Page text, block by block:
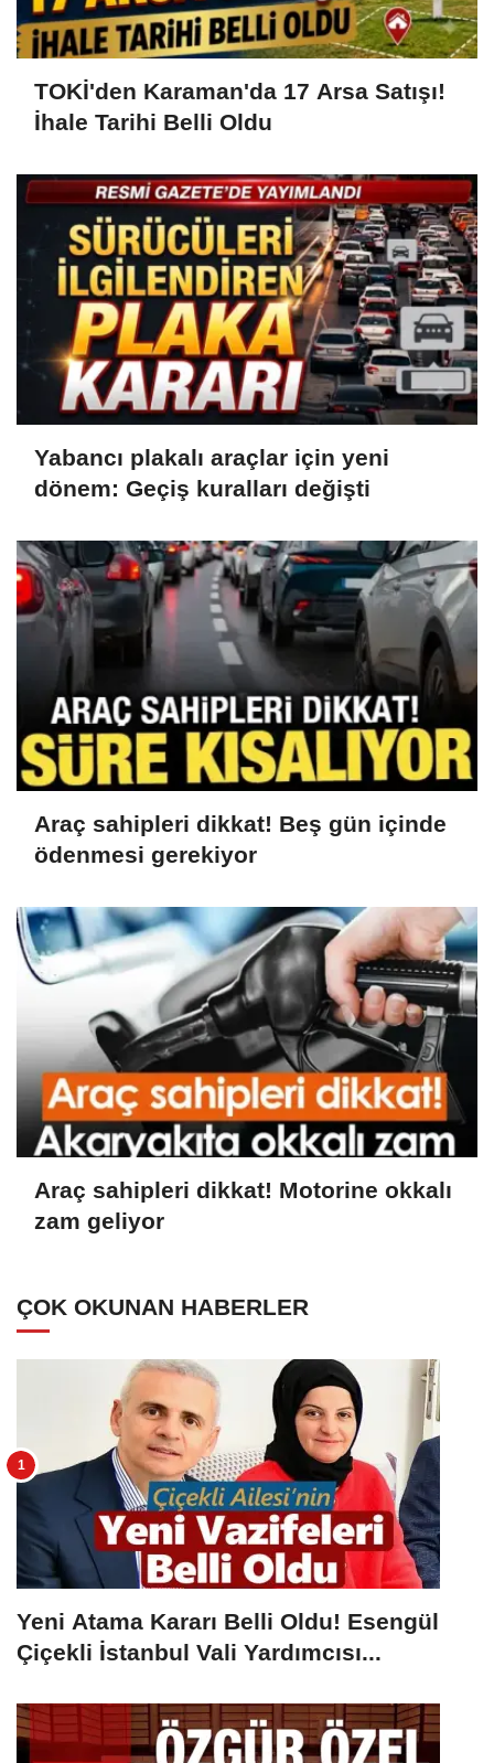
TOKİ'den Karaman'da 17 Arsa Satışı!
İhale Tarihi Belli Oldu
Yabancı plakalı araçlar için yeni
dönem: Geçiş kuralları değişti
Araç sahipleri dikkat! Beş gün içinde
ödenmesi gerekiyor
Araç sahipleri dikkat! Motorine okkalı
zam geliyor
ÇOK OKUNAN HABERLER
Yeni Atama Kararı Belli Oldu! Esengül
Çiçekli İstanbul Vali Yardımcısı...